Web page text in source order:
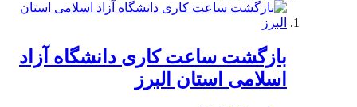
بازگشت ساعت کاری دانشگاه آزاد
اسلامی استان البرز